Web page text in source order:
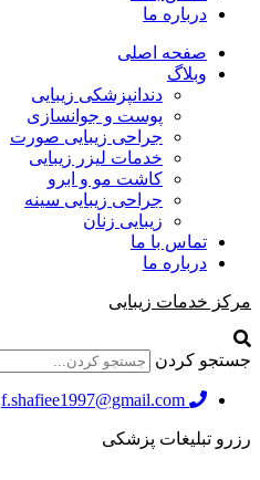
درباره ما
صفحه اصلی
وبلاگ
دندانپزشکی زیبایی
پوست و جوانسازی
جراحی زیبایی صورت
خدمات لیزر زیبایی
کاشت مو و ابرو
جراحی زیبایی سینه
زیبایی زنان
تماس با ما
درباره ما
مرکز خدمات زیبایی
جستجو کردن
f.shafiee1997@gmail.com
رزرو تبلیغات پزشکی